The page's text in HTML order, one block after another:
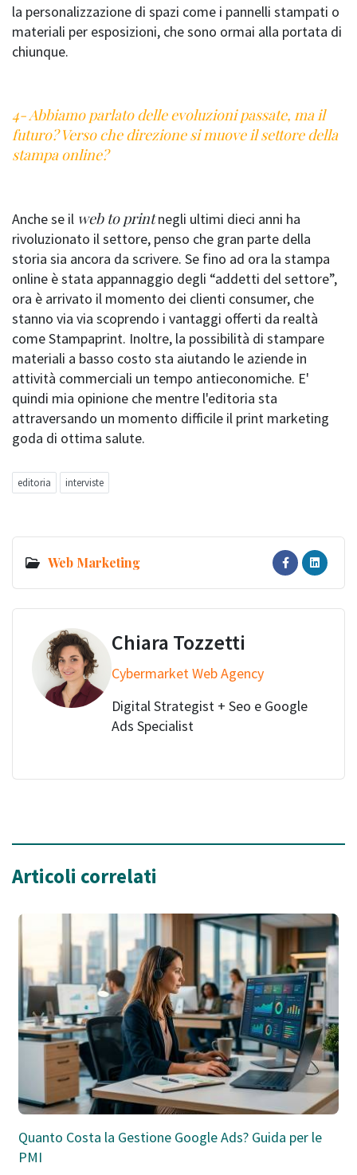
la personalizzazione di spazi come i pannelli stampati o
materiali per esposizioni, che sono ormai alla portata di
chiunque.
4- Abbiamo parlato delle evoluzioni passate, ma il
futuro? Verso che direzione si muove il settore della
stampa online?
Anche se il web to printnegli ultimi dieci anni ha
rivoluzionato il settore, penso che gran parte della
storia sia ancora da scrivere. Se fino ad ora la stampa
online è stata appannaggio degli “addetti del settore”,
ora è arrivato il momento dei clienti consumer, che
stanno via via scoprendo i vantaggi offerti da realtà
come Stampaprint. Inoltre, la possibilità di stampare
materiali a basso costo sta aiutando le aziende in
attività commerciali un tempo antieconomiche. E'
quindi mia opinione che mentre l'editoria sta
attraversando un momento difficile il print marketing
goda di ottima salute.
editoria interviste
Web Marketing
Chiara Tozzetti
Cybermarket Web Agency
Digital Strategist + Seo e Google
Ads Specialist
Articoli correlati
Quanto Costa la Gestione Google Ads? Guida per le
PMI